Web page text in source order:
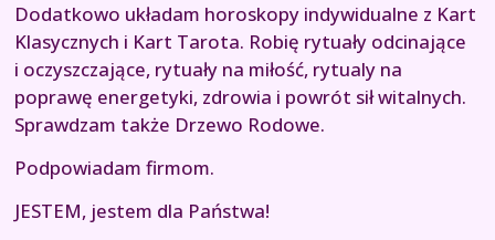
Dodatkowo układam horoskopy indywidualne z Kart
Klasycznych i Kart Tarota. Robię rytuały odcinające
i oczyszczające, rytuały na miłość, rytualy na
poprawę energetyki, zdrowia i powrót sił witalnych.
Sprawdzam także Drzewo Rodowe.
Podpowiadam firmom.
JESTEM, jestem dla Państwa!